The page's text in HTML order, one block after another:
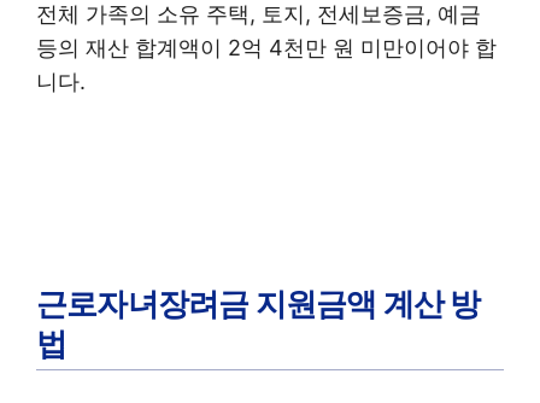
전체 가족의 소유 주택, 토지, 전세보증금, 예금
등의 재산 합계액이 2억 4천만 원 미만이어야 합
니다.
근로자녀장려금 지원금액 계산 방
법